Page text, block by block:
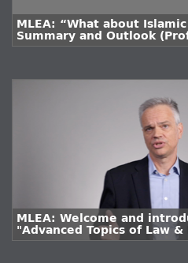
MLEA: “What about Islamic
Summary and Outlook
Voigt)
MLEA: Welcome and
"Advanced Topics of Law &
(Prof. Dr. Stefan Voigt)